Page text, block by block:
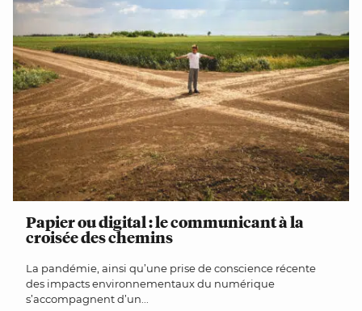
Papier ou digital : le communicant à la
croisée des chemins
La pandémie, ainsi qu’une prise de conscience récente
des impacts environnementaux du numérique
s’accompagnent d’un...